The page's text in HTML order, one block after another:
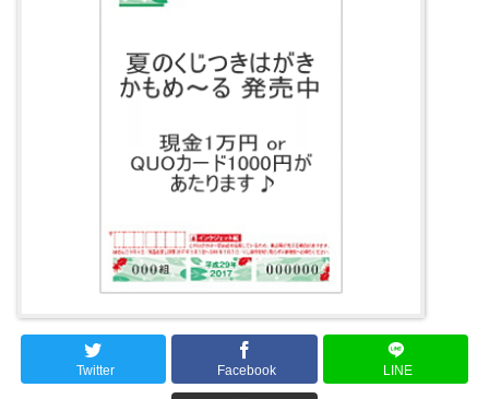
Twitter Facebook LINE